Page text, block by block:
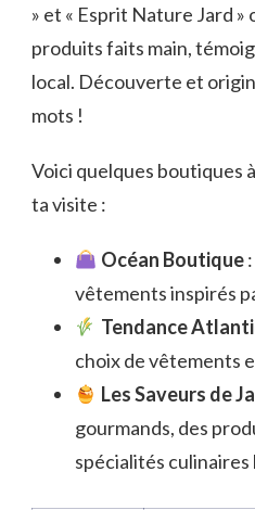
» et « Esprit Nature Jard
produits faits main,
local. Découverte et
mots !
Voici quelques boutiques
ta visite :
Océan Boutique:
vêtements inspirés
Tendance
choix de vêtements
Les Saveurs de
gourmands, des
spécialités culinaires